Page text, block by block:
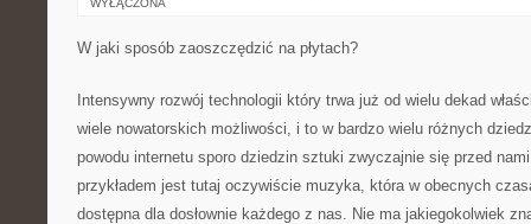
WYŁĄCZONA
W jaki sposób zaoszczędzić na płytach?
Intensywny rozwój technologii który trwa już od wielu dekad
wiele nowatorskich możliwości, i to w bardzo wielu różnych
powodu internetu sporo dziedzin sztuki zwyczajnie się przed nami
przykładem jest tutaj oczywiście muzyka, która w obecnych
dostępna dla dosłownie każdego z nas. Nie ma jakiegokolwiek